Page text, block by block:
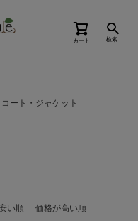
カート 検索
コート・ジャケット
い順 価格が高い順